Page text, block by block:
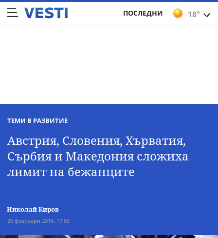
18°
ПОСЛЕДНИ
ТЕМИ В РАЗВИТИЕ
Австрия, Словения, Хърватия,
Сърбия и Македония сложиха
лимит на бежанците
Николай Киров
26 февруари 2016, 17:03